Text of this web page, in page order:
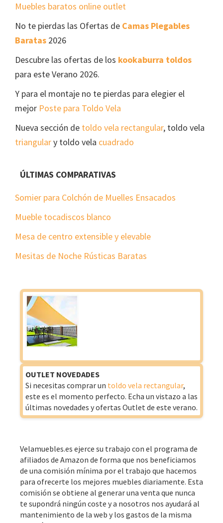
Muebles baratos online outlet
No te pierdas las Ofertas de Camas Plegables
Baratas 2026
Descubre las ofertas de los kookaburra toldos
para este Verano 2026.
Y para el montaje no te pierdas para elegier el
mejor Poste para Toldo Vela
Nueva sección de toldo vela rectangular, toldo vela
triangulary toldo vela cuadrado
ÚLTIMAS COMPARATIVAS
Somier para Colchón de Muelles Ensacados
Mueble tocadiscos blanco
Mesa de centro extensible y elevable
Mesitas de Noche Rústicas Baratas
OUTLET NOVEDADES
Si necesitas comprar un toldo vela rectangular,
este es el momento perfecto. Echa un vistazo a las
últimas novedades y ofertas Outlet de este verano.
Velamuebles.es ejerce su trabajo con el programa de
afiliados de Amazon de forma que nos beneficiamos
de una comisión mínima por el trabajo que hacemos
para ofrecerte los mejores muebles diariamente. Esta
comisión se obtiene al generar una venta que nunca
te supondrá ningún coste y a nosotros nos ayudará al
mantenimiento de la web y los gastos de la misma